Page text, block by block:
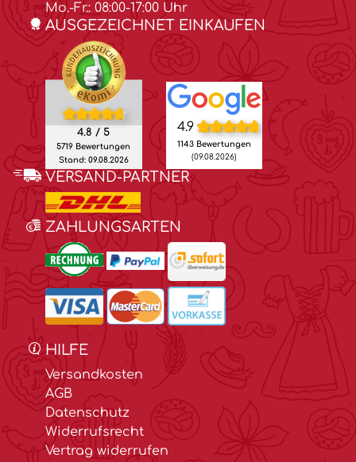
Mo.-Fr.: 08:00-17:00 Uhr
AUSGEZEICHNET EINKAUFEN
4.8 / 5
5719 Bewertungen
Stand: 09.08.2026
4.9
1143 Bewertungen
(09.08.2026)
VERSAND-PARTNER
ZAHLUNGSARTEN
HILFE
Versandkosten
AGB
Datenschutz
Widerrufsrecht
Vertrag widerrufen